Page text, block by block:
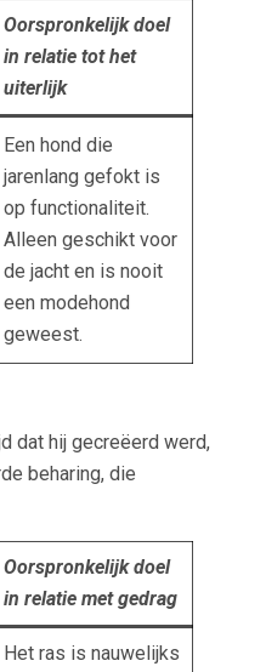
Oorspronkelijk doel
in relatie tot het
uiterlijk
Een hond die
jarenlang gefokt is
op functionaliteit.
Alleen geschikt voor
de jacht en is nooit
een modehond
geweest.
dat hij gecreëerd werd,
beharing, die
Oorspronkelijk doel
in relatie met gedrag
Het ras is nauwelijks